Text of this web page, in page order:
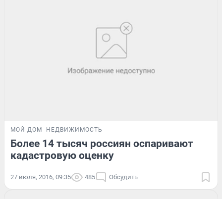
МОЙ ДОМ НЕДВИЖИМОСТЬ
Более 14 тысяч россиян оспаривают
кадастровую оценку
27 июля, 2016, 09:35 485 Обсудить